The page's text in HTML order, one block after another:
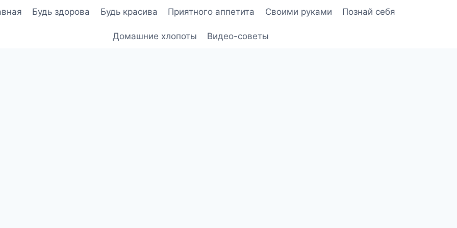
Будь здорова Будь красива Приятного аппетита Своими руками Познай себя
Домашние хлопоты Видео-советы